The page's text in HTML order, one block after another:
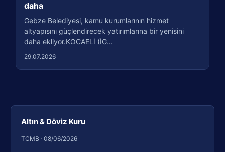
Altın & Döviz Kuru
TCMB · 08/06/2026
daha
Gebze Belediyesi, kamu kurumlarının hizmet
altyapısını güçlendirecek yatırımlarına bir yenisini
daha ekliyor.KOCAELİ (İG...
29.07.2026